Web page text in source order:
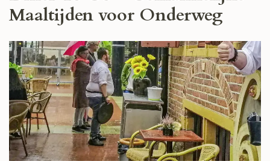
Maaltijden voor Onderweg